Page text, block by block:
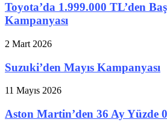
Toyota’da 1.999.000 TL’den
Kampanyası
2 Mart 2026
Suzuki’den Mayıs Kampanyası
11 Mayıs 2026
Aston Martin’den 36 Ay Yüzde